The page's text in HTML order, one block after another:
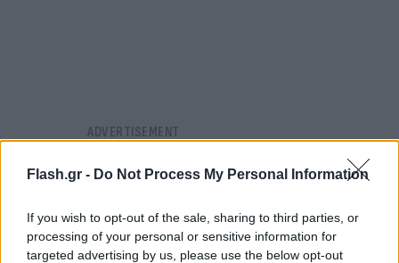
Flash.gr - Do Not Process My Personal Information
If you wish to opt-out of the sale, sharing to third parties, or
processing of your personal or sensitive information for
targeted advertising by us, please use the below opt-out